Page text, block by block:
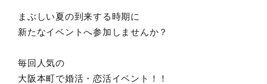
まぶしい夏の到来する時期に
新たなイベントへ参加しませんか？
毎回人気の
大阪本町で婚活・恋活イベント！！